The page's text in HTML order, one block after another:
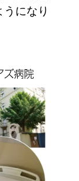
になり